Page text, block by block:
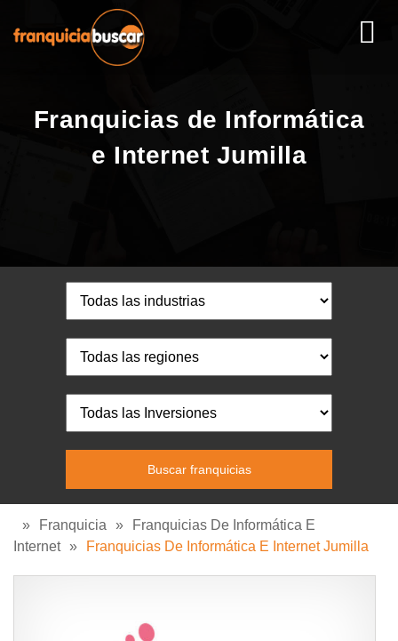
Franquicias de Informática
e Internet Jumilla
» Franquicia »
Franquicias De Informática E
Internet » Franquicias De Informática E Internet Jumilla